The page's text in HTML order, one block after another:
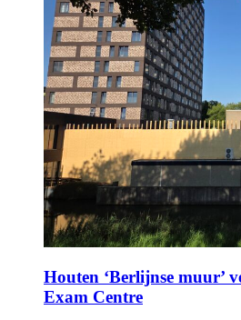
Houten ‘Berlijnse muur’
Exam Centre